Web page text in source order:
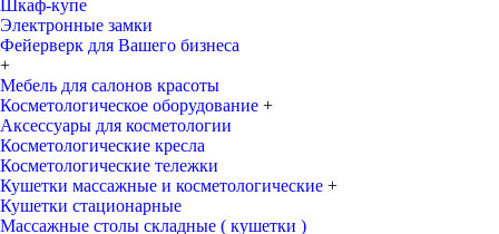
Шкаф-купе
Электронные замки
Фейерверк для Вашего бизнеса
+
Мебель для салонов красоты
Косметологическое оборудование +
Аксессуары для косметологии
Косметологические кресла
Косметологические тележки
Кушетки массажные и косметологические +
Кушетки стационарные
Массажные столы складные ( кушетки )